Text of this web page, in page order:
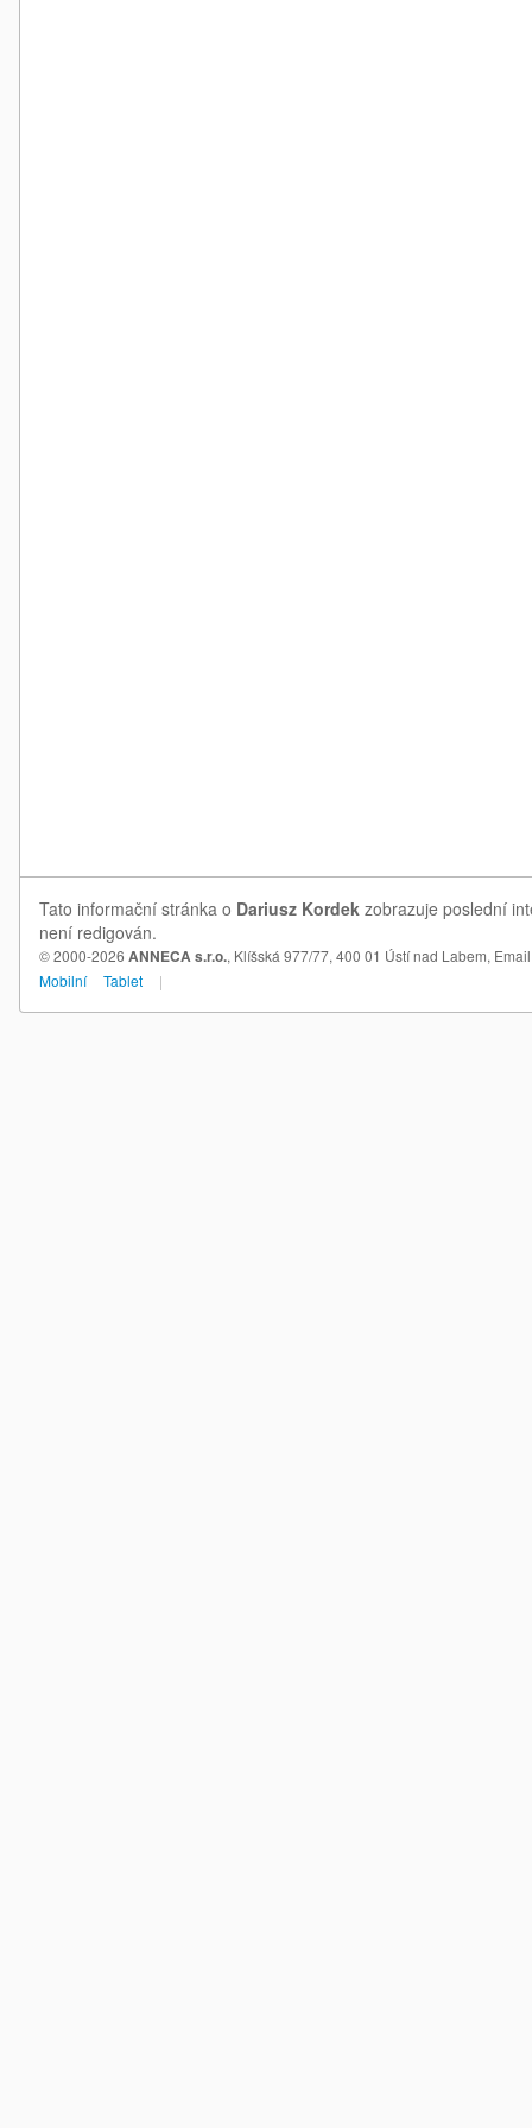
Tato informační stránka o Dariusz Kordek zobrazuje poslední
není redigován.
© 2000-2026 ANNECA s.r.o., Klíšská 977/77, 400 01 Ústí nad Labem,
Mobilní
Tablet |